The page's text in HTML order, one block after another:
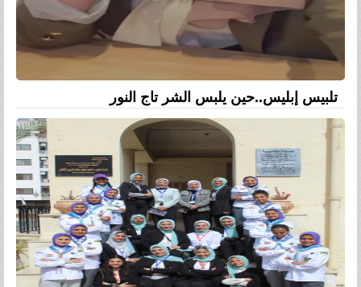
تلبيس إبليس..حين يلبس الشر تاج النور